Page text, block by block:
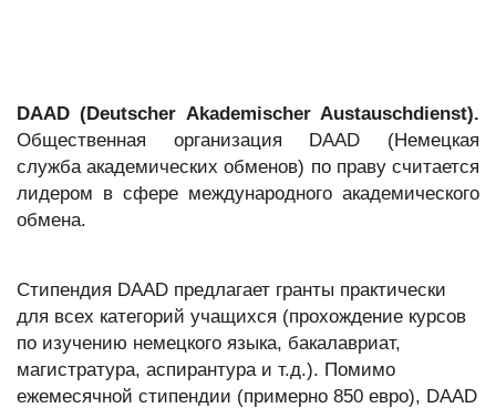
DAAD (Deutscher Akademischer Austauschdienst).
Общественная организация DAAD (Немецкая
служба академических обменов) по праву считается
лидером в сфере международного академического
обмена.
Стипендия DAAD предлагает гранты практически
для всех категорий учащихся (прохождение курсов
по изучению немецкого языка, бакалавриат,
магистратура, аспирантура и т.д.). Помимо
ежемесячной стипендии (примерно 850 евро), DAAD